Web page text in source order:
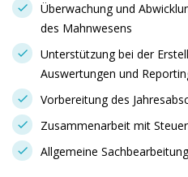
Überwachung und
des Mahnwesens
Unterstützung bei der
Auswertungen und
Vorbereitung des
Zusammenarbeit mit
Allgemeine